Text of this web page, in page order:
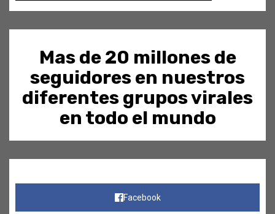
Mas de 20 millones de
seguidores en nuestros
diferentes grupos virales
en todo el mundo
Facebook